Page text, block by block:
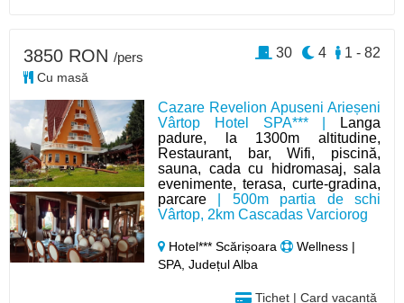
Cazare Revelion Apuseni Arieșeni
Vârtop Hotel SPA*** |
Langa
padure, la 1300m altitudine,
Restaurant, bar, Wifi, piscină,
sauna, cada cu hidromasaj, sala
evenimente, terasa, curte-gradina,
parcare | 500m partia de schi
Vârtop, 2km Cascadas Varciorog
Hotel*** Scărișoara
Wellness |
SPA, Județul Alba
Tichet | Card vacanță
3850 RON /pers
Cu masă
1 - 82
4
30